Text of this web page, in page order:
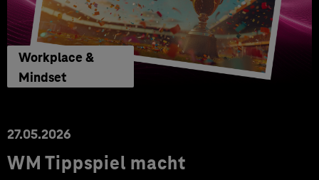
Workplace &
Mindset
27.05.2026
WM Tippspiel macht